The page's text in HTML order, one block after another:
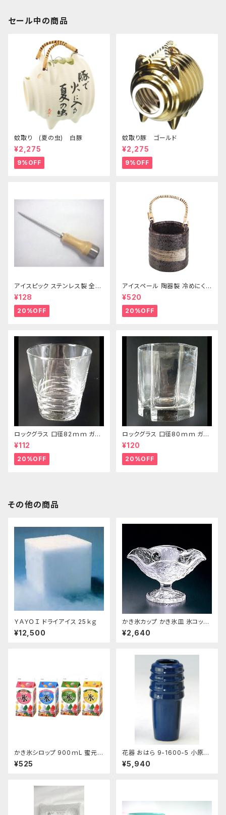
セール中の商品
蚊取り (夏の虫) 白豚
¥2,275
9%OFF
蚊取り豚 ゴールド
¥2,275
9%OFF
アイスピック ステンレス製 全長
215ｍｍ
¥128
20%OFF
アイスペール 陶器製 冷めにくい
二重構造 860ml
¥520
20%OFF
ロックグラス 口径82ｍｍ ガラ
ス製 250cc
¥112
20%OFF
ロックグラス 口径80ｍｍ ガラ
ス製 220cc
¥120
20%OFF
その他の商品
ＹＡＹＯＩ ドライアイス 25ｋｇ
¥12,500
かき氷カップ かき氷皿 氷コップ
デザートカップ、アイスクリーム
カップ 鳴門 花 フラッペ デザー
¥2,640
かき氷シロップ 900ｍL 蜜元研
究所製
¥525
花器 おはら 9-1600-5 小原投
入 ナマコ 花瓶 フラワーベース
¥5,940